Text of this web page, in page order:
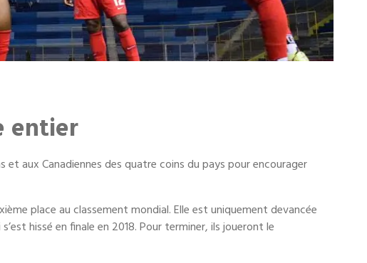
entier
aux Canadiennes des quatre coins du pays pour encourager
place au classement mondial. Elle est uniquement devancée
hissé en finale en 2018. Pour terminer, ils joueront le